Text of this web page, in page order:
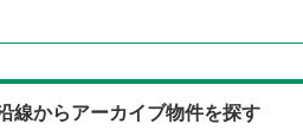
線からアーカイブ物件を探す